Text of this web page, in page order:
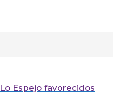
Espejo favorecidos